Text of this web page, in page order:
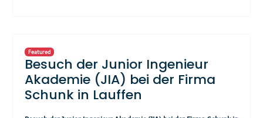
Featured
Besuch der Junior Ingenieur
Akademie (JIA) bei der Firma
Schunk in Lauffen